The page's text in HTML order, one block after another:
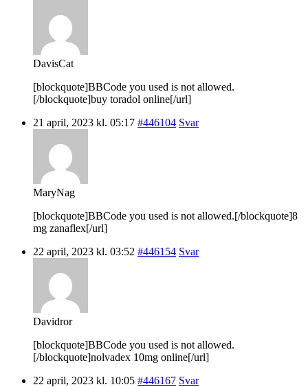
DavisCat
[blockquote]BBCode you used is not allowed.
[/blockquote]buy toradol online[/url]
21 april, 2023 kl. 05:17 #446104 Svar
MaryNag
[blockquote]BBCode you used is not allowed.[/blockquote]8
mg zanaflex[/url]
22 april, 2023 kl. 03:52 #446154 Svar
Davidror
[blockquote]BBCode you used is not allowed.
[/blockquote]nolvadex 10mg online[/url]
22 april, 2023 kl. 10:05 #446167 Svar